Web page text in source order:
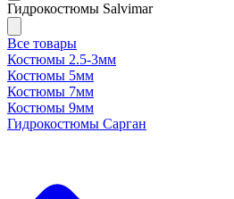
Гидрокостюмы Salvimar
Все товары
Костюмы 2.5-3мм
Костюмы 5мм
Костюмы 7мм
Костюмы 9мм
Гидрокостюмы Сарган